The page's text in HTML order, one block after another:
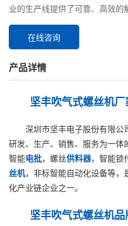
业的生产线提供了可靠、高效的
在线咨询
产品详情
坚丰吹气式螺丝机厂
深圳市坚丰电子股份有限公
研发、生产、销售、服务为一
智能电批，螺丝供料器，智能锁
丝机，非标智能自动化设备等
化产业链企业之一。
坚丰吹气式螺丝机品